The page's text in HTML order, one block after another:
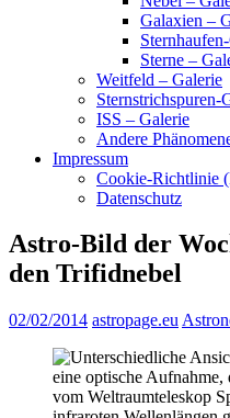
Galaxien –
Sterne –
Weitfeld – Galerie
Sternstrichspuren-
ISS – Galerie
Andere
Impressum
Cookie-Richtlinie
Datenschutz
Astro-Bild der
den Trifidnebel
02/02/2014 astropage.eu